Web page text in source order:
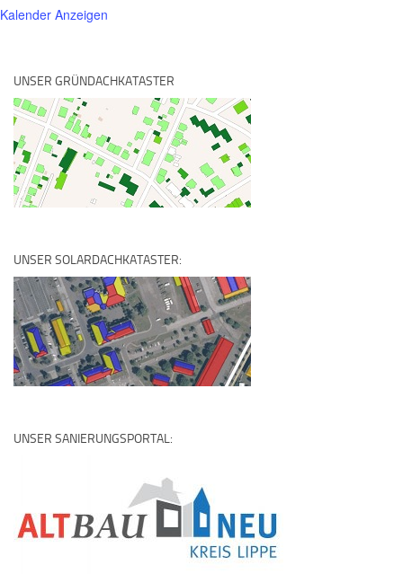
Kalender Anzeigen
UNSER GRÜNDACHKATASTER
UNSER SOLARDACHKATASTER:
UNSER SANIERUNGSPORTAL: